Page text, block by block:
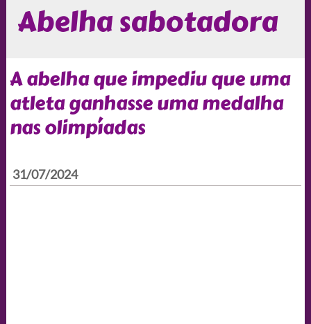
Abelha sabotadora
A abelha que impediu que uma
atleta ganhasse uma medalha
nas olimpíadas
31/07/2024